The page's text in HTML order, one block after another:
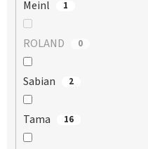
Meinl 1
ROLAND 0
Sabian 2
Tama 16